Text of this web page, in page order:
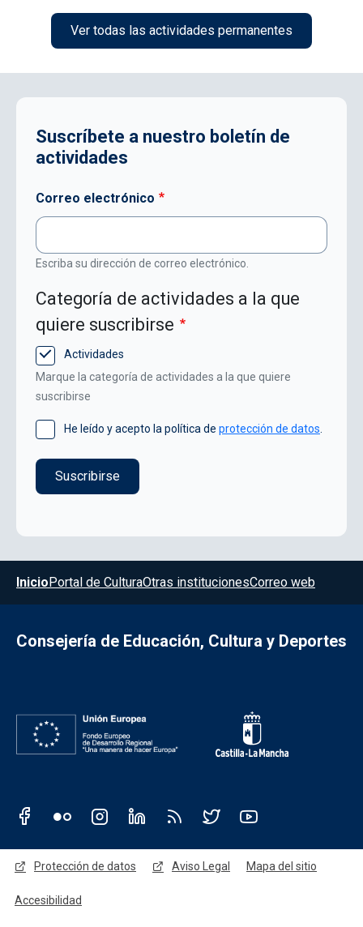
Ver todas las actividades permanentes
Suscríbete a nuestro boletín de
actividades
Correo electrónico
Escriba su dirección de correo electrónico.
Categoría de actividades a la que
quiere suscribirse
Actividades
Marque la categoría de actividades a la que quiere
suscribirse
He leído y acepto la política de protección de datos
Menú del pie
InicioPortal de CulturaOtras institucionesCorreo web
Consejería de Educación, Cultura y Deportes
Redes sociales JCCM
Menú legal
Protección de datos Aviso Legal Mapa del sitio
Accesibilidad